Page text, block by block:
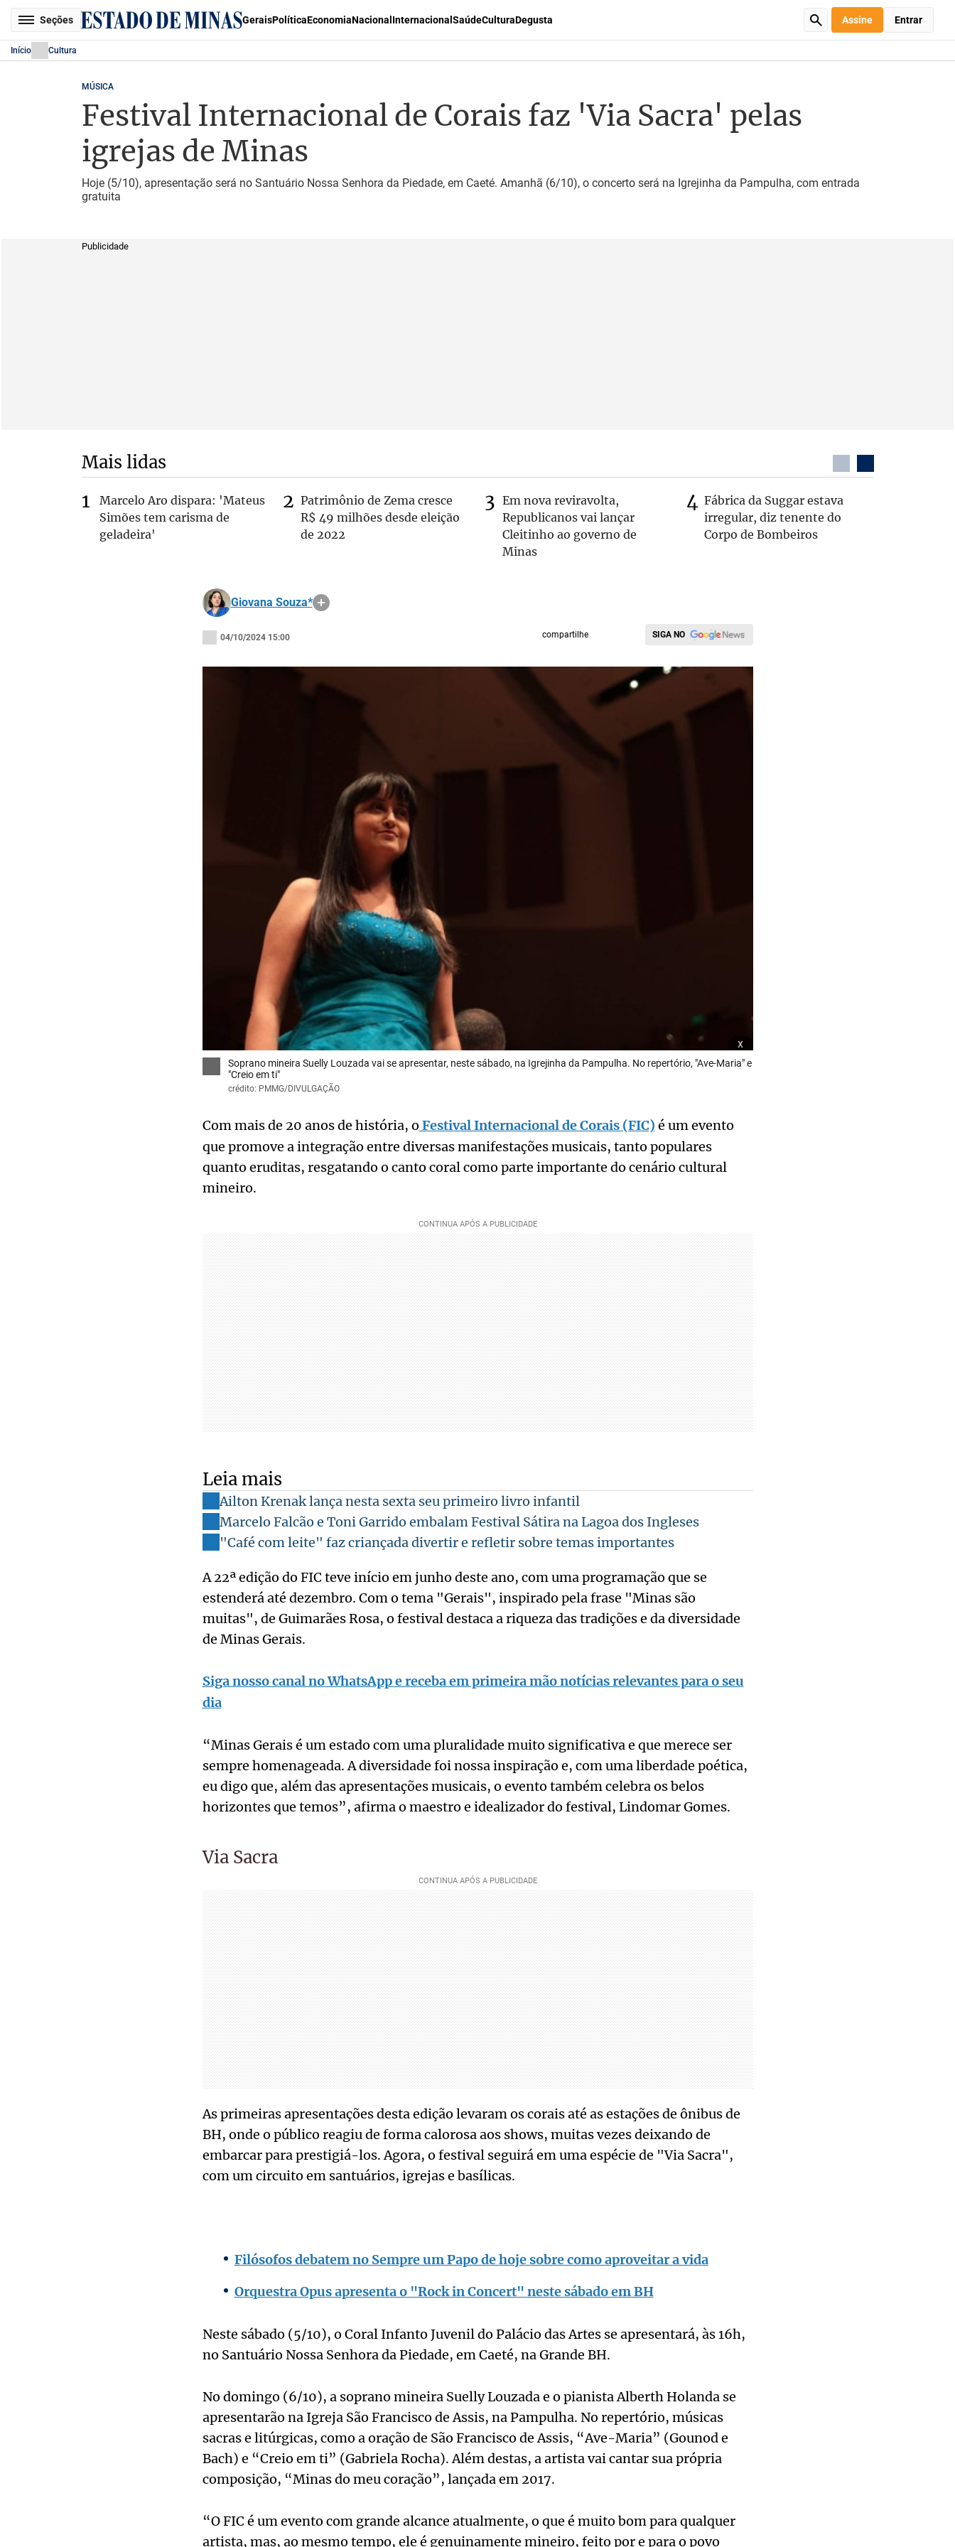
Seções GeraisPolíticaEconomiaNacional Internacional SaúdeCulturaDegusta Assine Entrar
Início Cultura
MÚSICA
Festival Internacional de Corais faz 'Via Sacra' pelas
igrejas de Minas
Hoje (5/10), apresentação será no Santuário Nossa Senhora da Piedade, em Caeté. Amanhã (6/10), o concerto será na Igrejinha da Pampulha, com entrada
gratuita
Publicidade
Mais lidas
Marcelo Aro dispara: 'Mateus
Simões tem carisma de
geladeira'
Patrimônio de Zema cresce
R$ 49 milhões desde eleição
de 2022
Em nova reviravolta,
Republicanos vai lançar
Cleitinho ao governo de
Minas
Fábrica da Suggar estava
irregular, diz tenente do
Corpo de Bombeiros
Giovana Souza*
04/10/2024 15:00 compartilhe SIGA NO
x
Soprano mineira Suelly Louzada vai se apresentar, neste sábado, na Igrejinha da Pampulha. No repertório, "Ave-Maria" e
"Creio em ti"
crédito: PMMG/DIVULGAÇÃO
Com mais de 20 anos de história, o Festival Internacional de Corais (FIC) é um evento
que promove a integração entre diversas manifestações musicais, tanto populares
quanto eruditas, resgatando o canto coral como parte importante do cenário cultural
mineiro.
Leia mais
Ailton Krenak lança nesta sexta seu primeiro livro infantil
Marcelo Falcão e Toni Garrido embalam Festival Sátira na Lagoa dos Ingleses
"Café com leite" faz criançada divertir e refletir sobre temas importantes
A 22ª edição do FIC teve início em junho deste ano, com uma programação que se
estenderá até dezembro. Com o tema "Gerais", inspirado pela frase "Minas são
muitas", de Guimarães Rosa, o festival destaca a riqueza das tradições e da diversidade
de Minas Gerais.
Siga nosso canal no WhatsApp e receba em primeira mão notícias relevantes para o seu
dia
“Minas Gerais é um estado com uma pluralidade muito significativa e que merece ser
sempre homenageada. A diversidade foi nossa inspiração e, com uma liberdade poética,
eu digo que, além das apresentações musicais, o evento também celebra os belos
horizontes que temos”, afirma o maestro e idealizador do festival, Lindomar Gomes.
Via Sacra
As primeiras apresentações desta edição levaram os corais até as estações de ônibus de
BH, onde o público reagiu de forma calorosa aos shows, muitas vezes deixando de
embarcar para prestigiá-los. Agora, o festival seguirá em uma espécie de "Via Sacra",
com um circuito em santuários, igrejas e basílicas.
Filósofos debatem no Sempre um Papo de hoje sobre como aproveitar a vida
Orquestra Opus apresenta o "Rock in Concert" neste sábado em BH
Neste sábado (5/10), o Coral Infanto Juvenil do Palácio das Artes se apresentará, às 16h,
no Santuário Nossa Senhora da Piedade, em Caeté, na Grande BH.
No domingo (6/10), a soprano mineira Suelly Louzada e o pianista Alberth Holanda se
apresentarão na Igreja São Francisco de Assis, na Pampulha. No repertório, músicas
sacras e litúrgicas, como a oração de São Francisco de Assis, “Ave-Maria” (Gounod e
Bach) e “Creio em ti” (Gabriela Rocha). Além destas, a artista vai cantar sua própria
composição, “Minas do meu coração”, lançada em 2017.
“O FIC é um evento com grande alcance atualmente, o que é muito bom para qualquer
artista, mas, ao mesmo tempo, ele é genuinamente mineiro, feito por e para o povo